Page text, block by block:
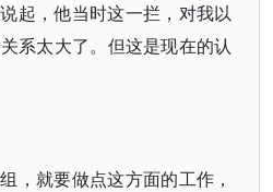
起，他当时这一拦，对我以
系太大了。但这是现在的认
，就要做点这方面的工作，